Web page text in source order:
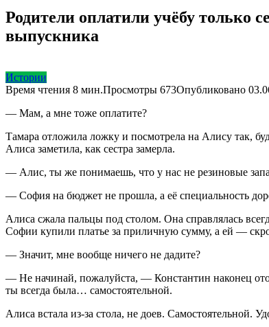
Родители оплатили учёбу только
выпускника
Истории
Время чтения 8 мин.Просмотры 673Опубликовано
— Мам, а мне тоже оплатите?
Тамара отложила ложку и посмотрела на Алису так,
Алиса заметила, как сестра замерла.
— Алис, ты же понимаешь, что у нас не резиновые
— София на бюджет не прошла, а её специальность
Алиса сжала пальцы под столом. Она справлялась
Софии купили платье за приличную сумму, а ей —
— Значит, мне вообще ничего не дадите?
— Не начинай, пожалуйста, — Константин наконец
ты всегда была… самостоятельной.
Алиса встала из-за стола, не доев. Самостоятельной.